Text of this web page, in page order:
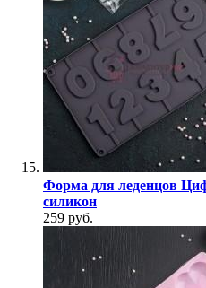
Форма для леденцов
силикон
259 руб.